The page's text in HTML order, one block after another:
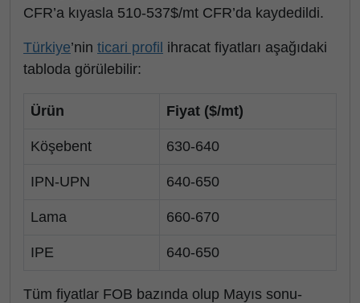
CFR’a kıyasla 510-537$/mt CFR’da kaydedildi.
Türkiye’nin ticari profil ihracat fiyatları aşağıdaki
tabloda görülebilir:
Ürün Fiyat ($/mt)
Köşebent 630-640
IPN-UPN 640-650
Lama 660-670
IPE 640-650
Tüm fiyatlar FOB bazında olup Mayıs sonu-